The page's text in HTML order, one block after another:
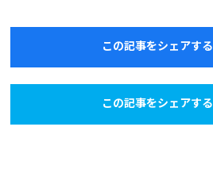
この記事をシェアする
この記事をシェアする